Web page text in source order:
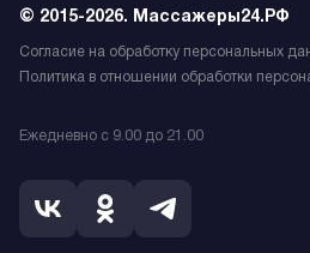
© 2015-2026. Массажеры24.РФ
Согласие на обработку персональных
Политика в отношении обработки
Ежедневно с 9.00 до 21.00